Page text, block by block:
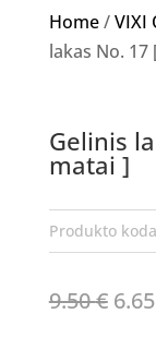
Home/VIXI
lakas No.
Gelinis
matai ]
Produkto
9.50€ 6.65